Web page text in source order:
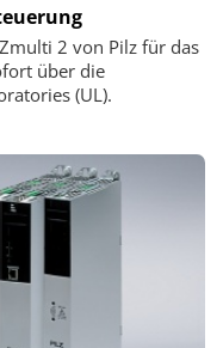
2 von Pilz für das
über die
(UL).